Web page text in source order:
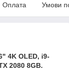
Оплата Умови
4K OLED, i9-
2080 8GB.